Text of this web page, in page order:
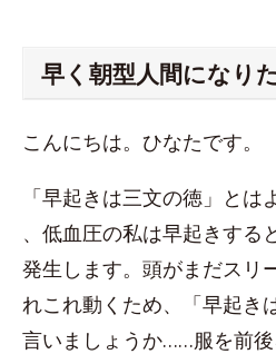
早く朝型人間になり
こんにちは。ひなたです。
「早起きは三文の徳」と
、低血圧の私は早起きする
発生します。頭がまだスリ
れこれ動くため、「早起き
言いましょうか……服を前